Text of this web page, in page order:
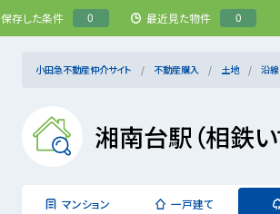
保存した条件 0 最近見た物件 0
小田急不動産仲介サイト 不動産購入 土地 沿線
湘南台駅（相鉄
マンション 一戸建て